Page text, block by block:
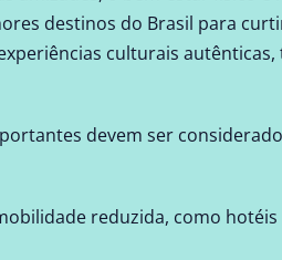
destinos do Brasil para
culturais
devem ser
reduzida, como hotéis